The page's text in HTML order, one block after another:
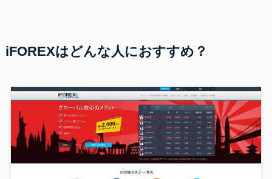
iFOREXはどんな人におすすめ？